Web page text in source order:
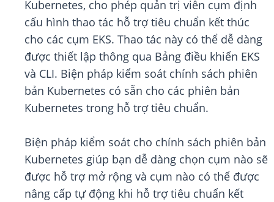
Kubernetes, cho phép quản trị viên cụm định
cấu hình thao tác hỗ trợ tiêu chuẩn kết thúc
cho các cụm EKS. Thao tác này có thể dễ dàng
được thiết lập thông qua Bảng điều khiển EKS
và CLI. Biện pháp kiểm soát chính sách phiên
bản Kubernetes có sẵn cho các phiên bản
Kubernetes trong hỗ trợ tiêu chuẩn.
Biện pháp kiểm soát cho chính sách phiên bản
Kubernetes giúp bạn dễ dàng chọn cụm nào sẽ
được hỗ trợ mở rộng và cụm nào có thể được
nâng cấp tự động khi hỗ trợ tiêu chuẩn kết